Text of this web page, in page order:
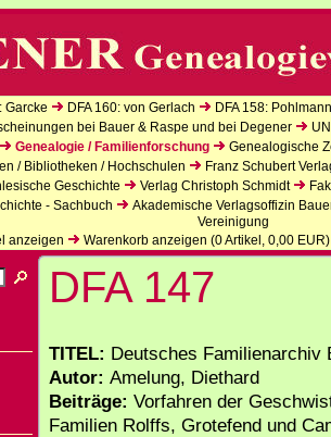
Garcke DFA 160: von Gerlach
DFA 158:
bei Bauer & Raspe und bei Degener
Genealogie / Familienforschung
Genealogische
/ Bibliotheken / Hochschulen
Franz Schubert
Geschichte Verlag Christoph Schmidt
- Sachbuch
Akademische Verlagsoffizin
Vereinigung
anzeigen
Warenkorb anzeigen (0Artikel, 0,00 EUR)
DFA 147
TITEL: Deutsches Familienarchiv
Autor: Amelung, Diethard
Beiträge: Vorfahren der
Familien Rolffs, Grotefend und